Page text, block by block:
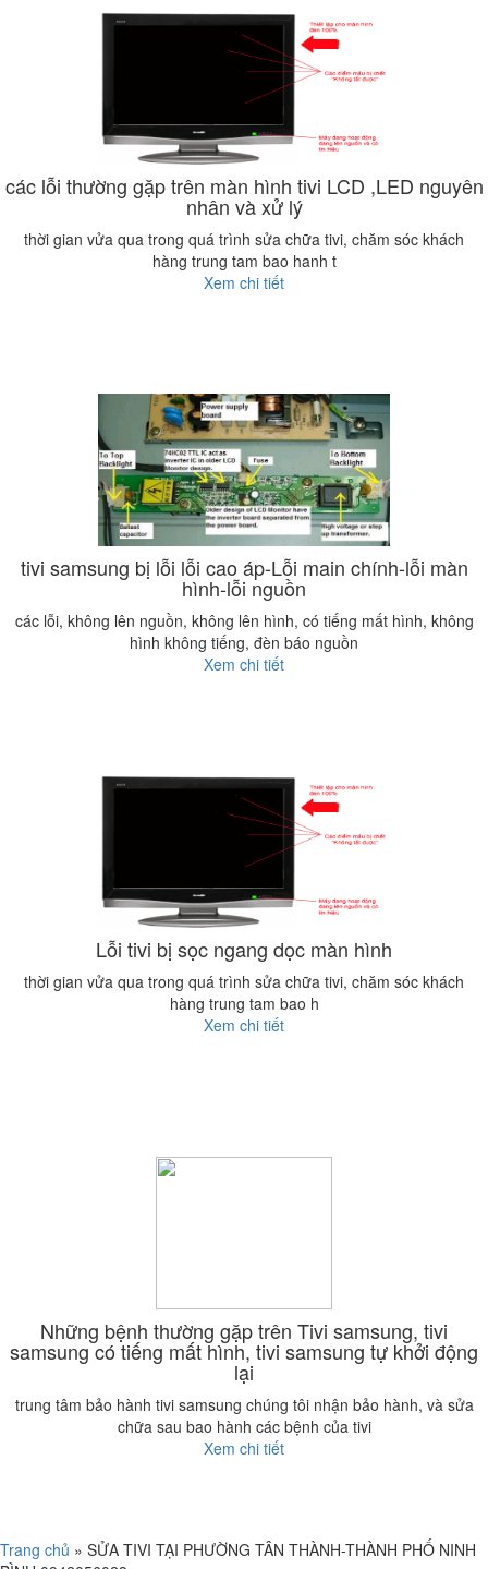
các lỗi thường gặp trên màn hình tivi LCD ,LED nguyên
nhân và xử lý
thời gian vửa qua trong quá trình sửa chữa tivi, chăm sóc khách
hàng trung tam bao hanh t
Xem chi tiết
tivi samsung bị lỗi lỗi cao áp-Lỗi main chính-lỗi màn
hình-lỗi nguồn
các lỗi, không lên nguồn, không lên hình, có tiếng mất hình, không
hình không tiếng, đèn báo nguồn
Xem chi tiết
Lỗi tivi bị sọc ngang dọc màn hình
thời gian vửa qua trong quá trình sửa chữa tivi, chăm sóc khách
hàng trung tam bao h
Xem chi tiết
Những bệnh thường gặp trên Tivi samsung, tivi
samsung có tiếng mất hình, tivi samsung tự khởi động
lại
trung tâm bảo hành tivi samsung chúng tôi nhận bảo hành, và sửa
chữa sau bao hành các bệnh của tivi
Xem chi tiết
Trang chủ » SỬA TIVI TẠI PHƯỜNG TÂN THÀNH-THÀNH PHỐ NINH